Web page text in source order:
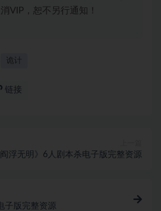
VIP，恕不另行通知！
诡计
链接
阎浮无明》6人剧本杀电子版完整资源
子版完整资源